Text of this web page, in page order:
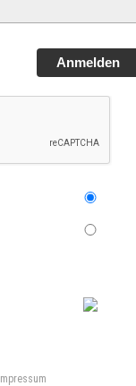
Anmelden
Impressum